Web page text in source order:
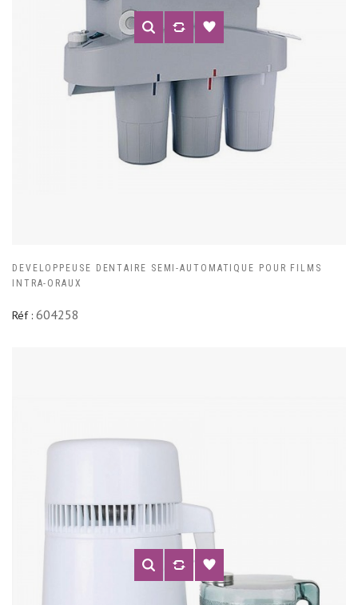
DEVELOPPEUSE DENTAIRE SEMI-AUTOMATIQUE POUR FILMS
INTRA-ORAUX
Réf : 604258